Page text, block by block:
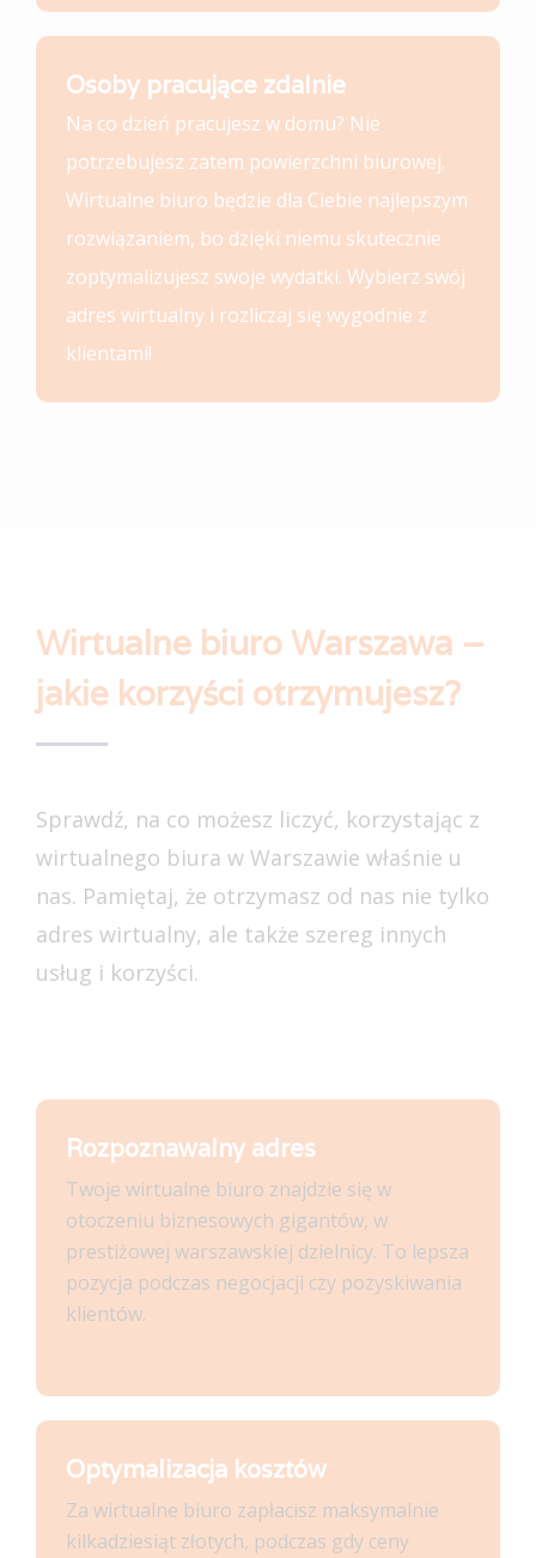
Osoby pracujące zdalnie
Na co dzień pracujesz w domu? Nie
potrzebujesz zatem powierzchni biurowej.
Wirtualne biuro będzie dla Ciebie najlepszym
rozwiązaniem, bo dzięki niemu skutecznie
zoptymalizujesz swoje wydatki. Wybierz swój
adres wirtualny i rozliczaj się wygodnie z
klientami!
Wirtualne biuro Warszawa –
jakie korzyści otrzymujesz?
Sprawdź, na co możesz liczyć, korzystając z
wirtualnego biura w Warszawie właśnie u
nas. Pamiętaj, że otrzymasz od nas nie tylko
adres wirtualny, ale także szereg innych
usług i korzyści.
Rozpoznawalny adres
Twoje wirtualne biuro znajdzie się w
otoczeniu biznesowych gigantów, w
prestiżowej warszawskiej dzielnicy. To lepsza
pozycja podczas negocjacji czy pozyskiwania
klientów.
Optymalizacja kosztów
Za wirtualne biuro zapłacisz maksymalnie
kilkadziesiąt złotych, podczas gdy ceny